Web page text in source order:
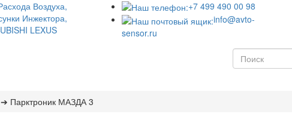
+7 499 490 00 98
info@avto-
sensor.ru
➔ Парктроник МАЗДА 3